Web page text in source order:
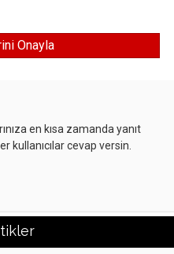
en kısa zamanda yanıt
kullanıcılar cevap versin.